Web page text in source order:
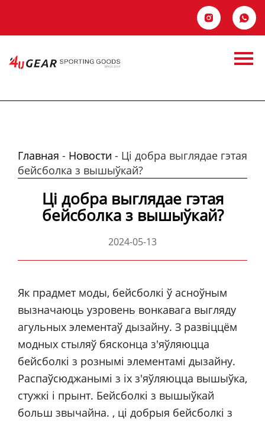
 
О Hас Новости
Главная - Новости - Ці добра выглядае гэтая
бейсболка з вышыўкай?
Ці добра выглядае гэтая
бейсболка з вышыўкай?
2024-05-13
Як прадмет моды, бейсболкі ў асноўным
вызначаюць узровень вонкавага выгляду
агульных элементаў дызайну. З развіццём
модных стыляў бясконца з'яўляюцца
бейсболкі з рознымі элементамі дызайну.
Распаўсюджанымі з іх з'яўляюцца вышыўка,
стужкі і прынт. Бейсболкі з вышыўкай
больш звычайна. , ці добрыя бейсболкі з